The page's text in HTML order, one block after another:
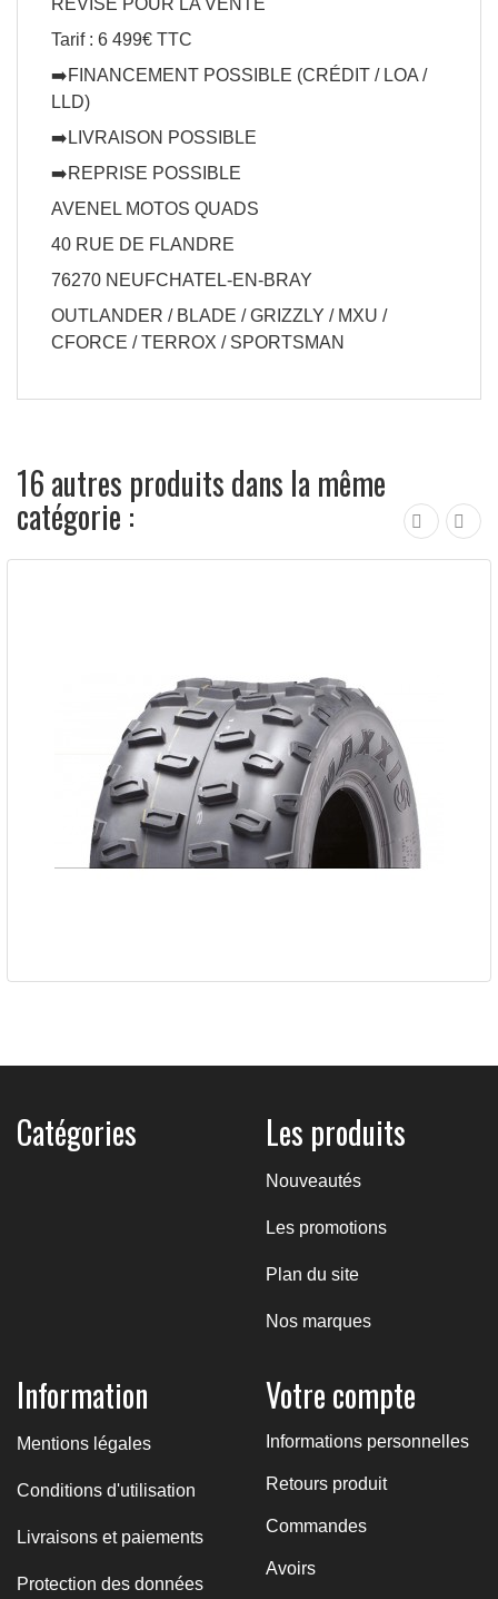
Tarif : 6 499€ TTC
➡️FINANCEMENT POSSIBLE (CRÉDIT / LOA /
LLD)
➡️LIVRAISON POSSIBLE
➡️REPRISE POSSIBLE
AVENEL MOTOS QUADS
40 RUE DE FLANDRE
76270 NEUFCHATEL-EN-BRAY
OUTLANDER / BLADE / GRIZZLY / MXU /
CFORCE / TERROX / SPORTSMAN
16 autres produits dans la même
catégorie :
126,30 €
Catégories Les produits
Nouveautés
Les promotions
Plan du site
Nos marques
Information
Mentions légales
Conditions d'utilisation
Livraisons et paiements
Protection des données
Votre compte
Informations personnelles
Retours produit
Commandes
Avoirs